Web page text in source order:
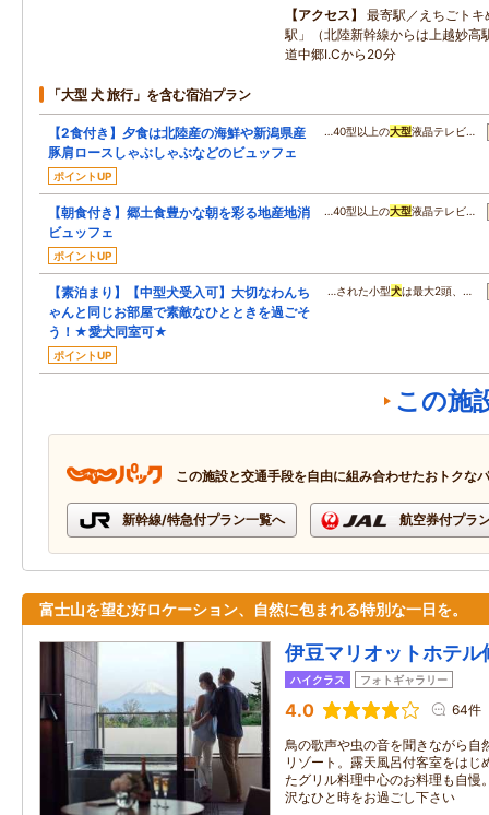
アクセス
最寄駅／えちごト
駅」（北陸新幹線からは上越妙
道中郷I.Cから20分
「大型 犬 旅行」を含む宿泊プラン
【2食付き】夕食は北陸産の海鮮や新潟県産
豚肩ロースしゃぶしゃぶなどのビュッフェ
ポイントUP
…40型以上の大型液晶テレビ…
【朝食付き】郷土食豊かな朝を彩る地産地消
ビュッフェ
ポイントUP
…40型以上の大型液晶テレビ…
【素泊まり】【中型犬受入可】大切なわんち
ゃんと同じお部屋で素敵なひとときを過ごそ
う！★愛犬同室可★
ポイントUP
…された小型犬は最大2頭、…
この施
この施設と交通手段を自由に組み合わせたおトクな
新幹線/特急付プラン一覧へ 航空券付プラ
富士山を望む好ロケーション、自然に包まれる特別な一日を。
伊豆マリオットホテル
ハイクラス フォトギャラリー
4.0 64件
鳥の歌声や虫の音を聞きながら自
リゾート。露天風呂付客室をはじ
たグリル料理中心のお料理も自慢
沢なひと時をお過ごし下さい